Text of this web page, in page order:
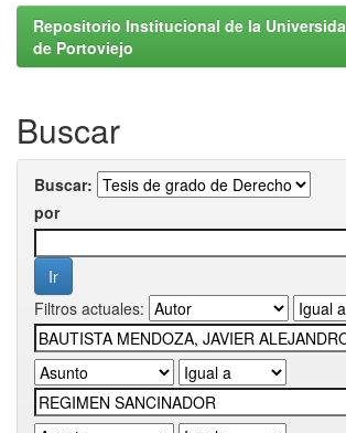
Repositorio Institucional de la
de Portoviejo
Buscar
Buscar:
por
Filtros actuales: